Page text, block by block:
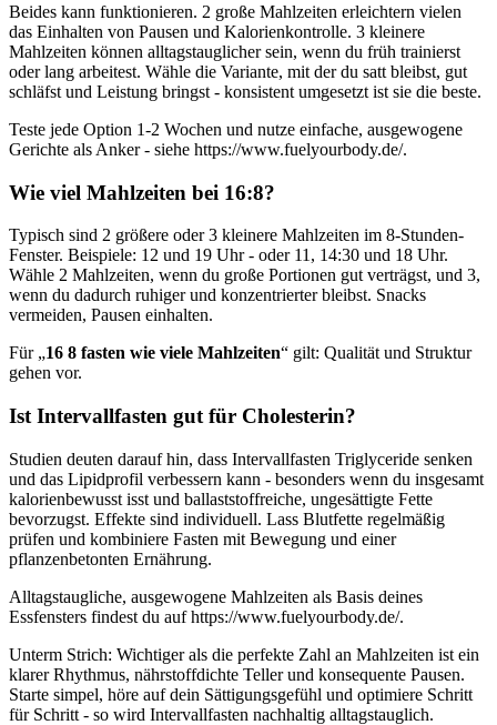
Beides kann funktionieren. 2 große Mahlzeiten erleichtern vielen
das Einhalten von Pausen und Kalorienkontrolle. 3 kleinere
Mahlzeiten können alltagstauglicher sein, wenn du früh trainierst
oder lang arbeitest. Wähle die Variante, mit der du satt bleibst, gut
schläfst und Leistung bringst - konsistent umgesetzt ist sie die beste.
Teste jede Option 1-2 Wochen und nutze einfache, ausgewogene
Gerichte als Anker - siehe https://www.fuelyourbody.de/.
Wie viel Mahlzeiten bei 16:8?
Typisch sind 2 größere oder 3 kleinere Mahlzeiten im 8-Stunden-
Fenster. Beispiele: 12 und 19 Uhr - oder 11, 14:30 und 18 Uhr.
Wähle 2 Mahlzeiten, wenn du große Portionen gut verträgst, und 3,
wenn du dadurch ruhiger und konzentrierter bleibst. Snacks
vermeiden, Pausen einhalten.
Für „16 8 fasten wie viele Mahlzeiten“ gilt: Qualität und Struktur
gehen vor.
Ist Intervallfasten gut für Cholesterin?
Studien deuten darauf hin, dass Intervallfasten Triglyceride senken
und das Lipidprofil verbessern kann - besonders wenn du insgesamt
kalorienbewusst isst und ballaststoffreiche, ungesättigte Fette
bevorzugst. Effekte sind individuell. Lass Blutfette regelmäßig
prüfen und kombiniere Fasten mit Bewegung und einer
pflanzenbetonten Ernährung.
Alltagstaugliche, ausgewogene Mahlzeiten als Basis deines
Essfensters findest du auf https://www.fuelyourbody.de/.
Unterm Strich: Wichtiger als die perfekte Zahl an Mahlzeiten ist ein
klarer Rhythmus, nährstoffdichte Teller und konsequente Pausen.
Starte simpel, höre auf dein Sättigungsgefühl und optimiere Schritt
für Schritt - so wird Intervallfasten nachhaltig alltagstauglich.